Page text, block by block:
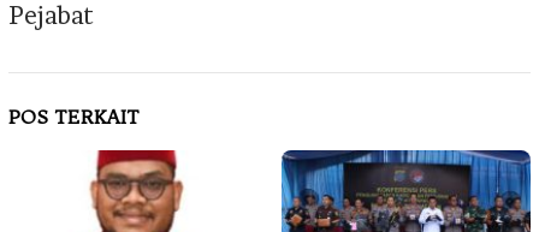
Pejabat
POS TERKAIT